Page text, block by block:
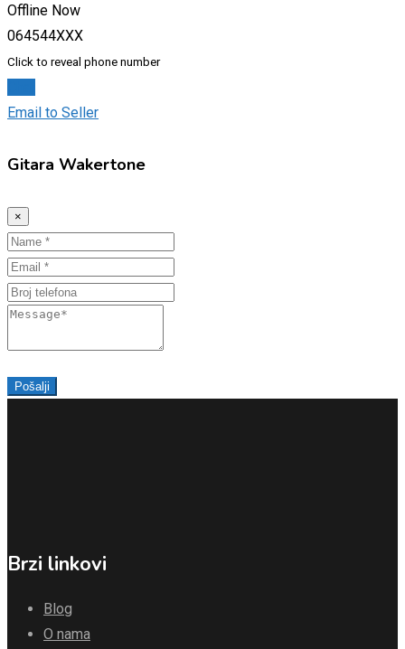
Offline Now
064544XXX
Click to reveal phone number
Email to Seller
Gitara Wakertone
×
Pošalji
Brzi linkovi
Blog
O nama